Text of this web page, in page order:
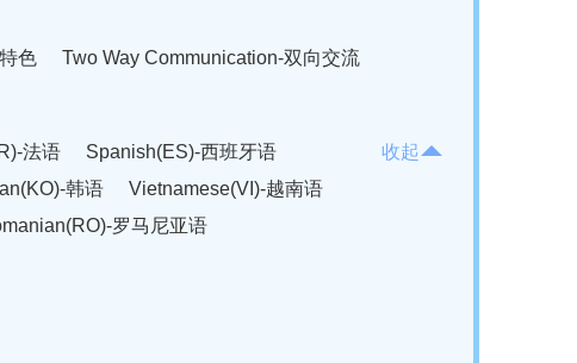
色 Two Way Communication-双向交流
法语
Spanish(ES)-西班牙语
韩语
Vietnamese(VI)-越南语
罗马尼亚语
收起